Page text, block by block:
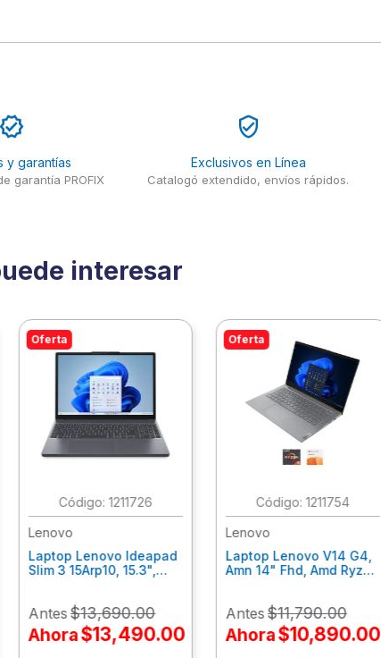
y garantías
garantía PROFIX
Exclusivos en Línea
Catalogó extendido, envíos rápidos.
interesar
Oferta
: 1211726
Lenovo
Laptop Lenovo Ideapad
Slim 3 15Arp10, 15.3",
11 Home 83K700Axlm
Antes $13,690.00
Ahora$13,490.00
Oferta
: 1211754
Lenovo
Laptop Lenovo V14 G4,
Amn 14" Fhd, Amd Ryzen
Office 365 1 Año
82Yt0110Lm
Antes $11,790.00
Ahora$10,890.00